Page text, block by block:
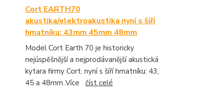
Cort EARTH70
akustika/elektroakustika nyní s šíří
hmatníku: 43mm 45mm 48mm
Model Cort Earth 70 je historicky
nejúspěšnější a nejprodávanější akustická
kytara firmy Cort. nyní s šíří hmatníku: 43,
45 a 48mm..Více číst celé